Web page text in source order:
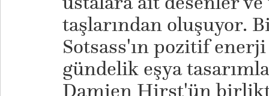
taşlarından oluşuyor.
Sotsass'ın pozitif
gündelik eşya
Damien Hirst'ün